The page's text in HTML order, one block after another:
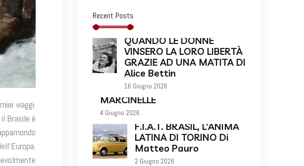
viaggi.
Brasile è
Recent Posts
QUANDO LE DONNE
VINSERO LA LORO LIBERTÀ
GRAZIE AD UNA MATITA DI
Alice Bettin
16 Giugno 2026
MARCINELLE
4 Giugno 2026
F.I.A.T. BRASIL, L’ANIMA
LATINA DI TORINO Di
Matteo Pauro
2 Giugno 2026